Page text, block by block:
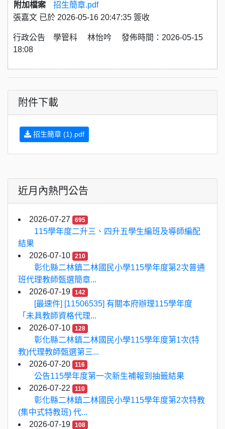
附加檔案
招生簡章.pdf
張嘉文 已於 2026-05-16 20:47:35 簽收
行政公告 學管科 林怡吟 發佈時間：2026-05-15
18:08
附件下載
招生簡章 (1).pdf
近月內熱門公告
2026-07-27 695
115學年度二升三、四升五學生編班及導師編配
結果
2026-07-10
210
彰化縣二林鎮二林國民小學115學年度第2次普通
班代理教師甄選簡章...
2026-07-19
142
[最速件] [11506535] 有關本府辦理115學年度
「未具教師資格代理...
2026-07-10
128
彰化縣二林鎮二林國民小學115學年度第1次(特
教)代理教師甄選第三...
2026-07-20
116
公告115學年度第一次新生補報到抽籤結果
2026-07-22
110
彰化縣二林鎮二林國民小學115學年度第2次特教
(集中式特教班) 代...
2026-07-19
108